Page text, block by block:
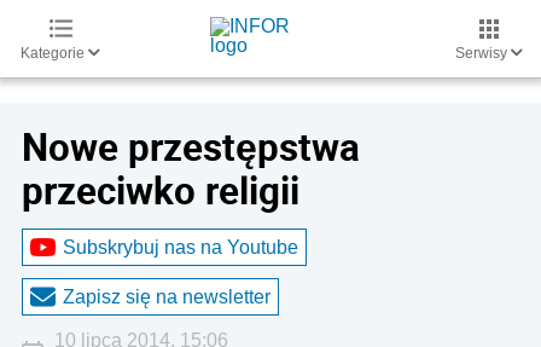
Kategorie Serwisy
Nowe przestępstwa
przeciwko religii
Subskrybuj nas na Youtube
Zapisz się na newsletter
10 lipca 2014, 15:06